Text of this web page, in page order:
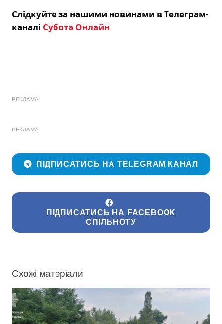
Слідкуйте за нашими новинами в Телеграм-
каналі Субота Онлайн
РЕКЛАМА
РЕКЛАМА
ПІДПИСАТИСЬ НА TELEGRAM КАНАЛ
ПІДПИСАТИСЬ НА FACEBOOK
СПІЛЬНОТУ
Схожі матеріали